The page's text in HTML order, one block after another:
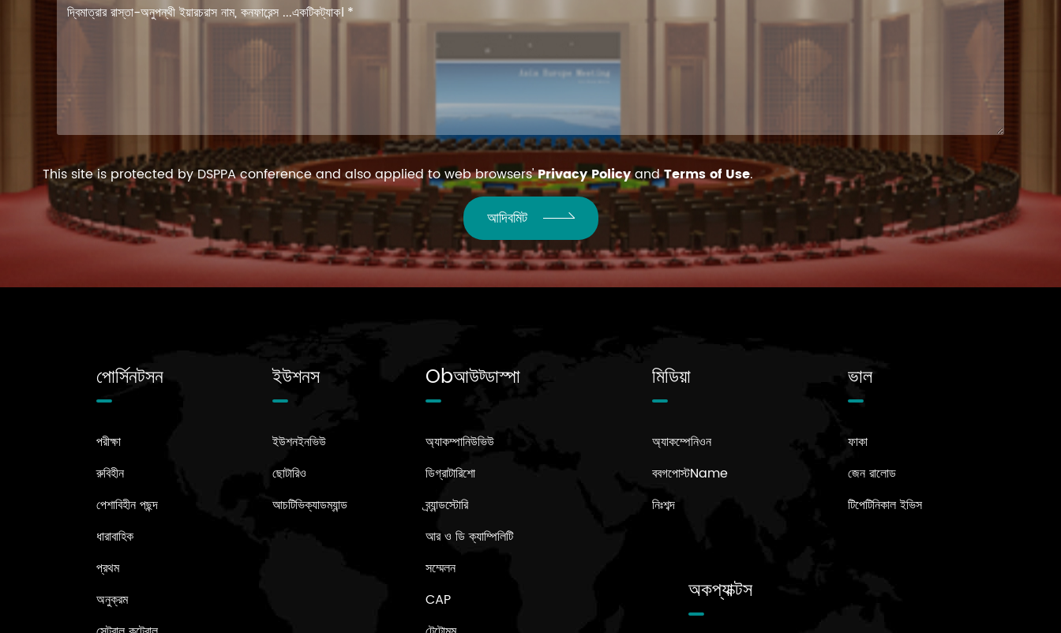
This site is protected by DSPPA conference and also applied to web browsers'Privacy PolicyandTerms of Use.
আদিবমিট
পোর্সিনটসন
পরীক্ষা
রুবিহীন
পেশাবিহীন পছন্দ
ধারাবাহিক
প্রথম
অনুক্রম
ইউশনস
ইউশনইনভিউ
ছোটারিও
আচটিভিক্যাডম্যান্ড
Obআউট্ডাস্পা
অ্যাকম্পানিউভিউ
ডিগ্রাটারিশো
ব্র্যান্ডস্টোরি
আর ও ডি ক্যাম্পিলিটি
সম্মেলন
CAP
মিডিয়া
অ্যাকম্পেনিওন
ববগপোস্টName
নিঃশব্দ
ভাল
ফাকা
জেন রালোড
টিপেটিনিকাল ইভিস
অকপ্যাক্টস